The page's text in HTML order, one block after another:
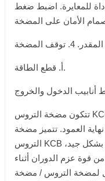
للمعايرة. اضبط ضغط
الأمان على المضخة
أ. قطع الطاقة.
تتكون مضخة التروس KCB بشكل أساسي من التروس والعمود
العمود. تتميز مضخة
التروس KCB بأخاديد تفريغ وإرجاع الزيت مصممة بشكل جيد،
قوة عزم الدوران أثناء
لمضخة التروس / مضخة